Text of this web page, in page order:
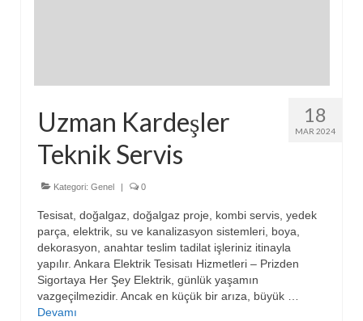
18
MAR 2024
Uzman Kardeşler
Teknik Servis
Kategori: Genel 0
Tesisat, doğalgaz, doğalgaz proje, kombi servis, yedek
parça, elektrik, su ve kanalizasyon sistemleri, boya,
dekorasyon, anahtar teslim tadilat işleriniz itinayla
yapılır. Ankara Elektrik Tesisatı Hizmetleri – Prizden
Sigortaya Her Şey Elektrik, günlük yaşamın
vazgeçilmezidir. Ancak en küçük bir arıza, büyük …
Devamı